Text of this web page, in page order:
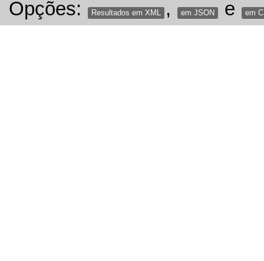
Opções: Resultados em XML , em JSON e em